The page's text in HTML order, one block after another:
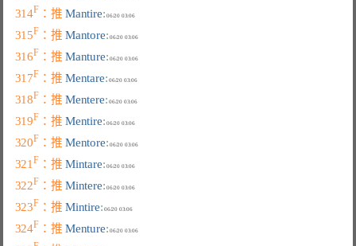
314F ：推 Mantire: 06/20 03:06
315F ：推 Mantore: 06/20 03:06
316F ：推 Manture: 06/20 03:06
317F ：推 Mentare: 06/20 03:06
318F ：推 Mentere: 06/20 03:06
319F ：推 Mentire: 06/20 03:06
320F ：推 Mentore: 06/20 03:06
321 F ：推 Mintare: 06/20 03:06
322F ：推 Mintere: 06/20 03:06
323F ：推 Mintire: 06/20 03:06
324F ：推 Menture: 06/20 03:06